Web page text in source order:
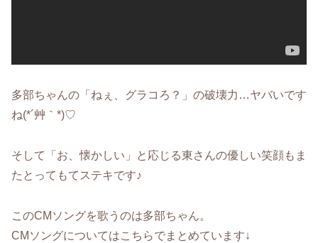
多部ちゃんの「ねぇ、グラコろ？」の破壊力…ヤバいです
ね(*´艸｀*)♡
そして「お、懐かしい」と応じる東さんの優しい笑顔もま
たとってもてステキです♪
このCMソングを歌うのは多部ちゃん。
CMソングについてはこちらでまとめています↓